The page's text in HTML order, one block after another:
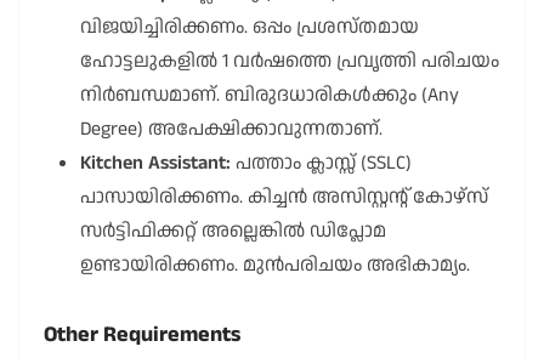
വിജയിച്ചിരിക്കണം. ഒപ്പം പ്രശസ്തമായ
ഹോട്ടലുകളിൽ 1 വർഷത്തെ പ്രവൃത്തി പരിചയം
നിർബന്ധമാണ്. ബിരുദധാരികൾക്കും (Any
Degree) അപേക്ഷിക്കാവുന്നതാണ്.
Kitchen Assistant: പത്താം ക്ലാസ്സ് (SSLC)
പാസായിരിക്കണം. കിച്ചൻ അസിസ്റ്റന്റ് കോഴ്സ്
സർട്ടിഫിക്കറ്റ് അല്ലെങ്കിൽ ഡിപ്ലോമ
ഉണ്ടായിരിക്കണം. മുൻപരിചയം അഭികാമ്യം.
Other Requirements